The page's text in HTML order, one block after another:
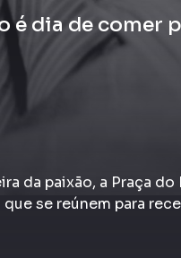
é dia de comer
da paixão, a Praça
se reúnem para